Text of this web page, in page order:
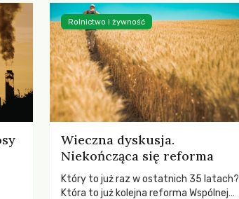
Wieczna dyskusja.
Niekończąca się reforma
Który to już raz w ostatnich 35 latach?
Która to już kolejna reforma Wspólnej
Rolnictwo i żywność